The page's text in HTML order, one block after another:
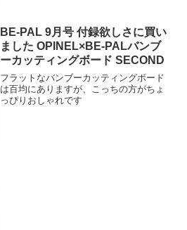
BE-PAL 9月号 付録欲しさに買い
ました OPINEL×BE-PALバンブ
ーカッティングボード SECOND
フラットなバンブーカッティングボード
は百均にありますが、こっちの方がちょ
っぴりおしゃれです